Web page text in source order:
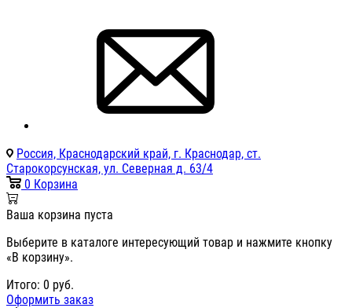
Россия, Краснодарский край, г. Краснодар, ст.
Старокорсунская, ул. Северная д. 63/4
0 Корзина
Ваша корзина пуста
Выберите в каталоге интересующий товар и нажмите кнопку
«В корзину».
Итого: 0 руб.
Оформить заказ